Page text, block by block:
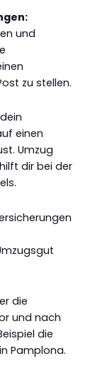
und
zu stellen.
einen
Umzug
dir bei der
die
und nach
die
Pamplona.